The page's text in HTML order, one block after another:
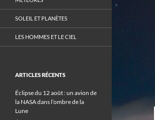
SOLEIL ET PLANÈTES
LES HOMMES ET LE CIEL
ARTICLES RÉCENTS
Éclipse du 12 août : un avion de
la NASA dans l’ombre de la
Lune